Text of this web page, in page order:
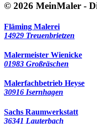
© 2026 MeinMaler -
Fläming Malerei
14929 Treuenbrietzen
Malermeister Wienicke
01983 Großräschen
Malerfachbetrieb Heyse
30916 Isernhagen
Sachs Raumwerkstatt
36341 Lauterbach